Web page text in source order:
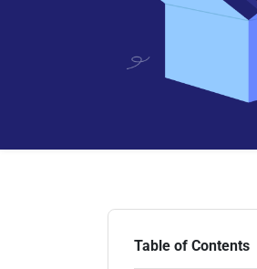
Table of Contents